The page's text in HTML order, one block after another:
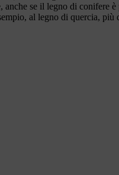
anche se il legno di conifere
al legno di quercia, più